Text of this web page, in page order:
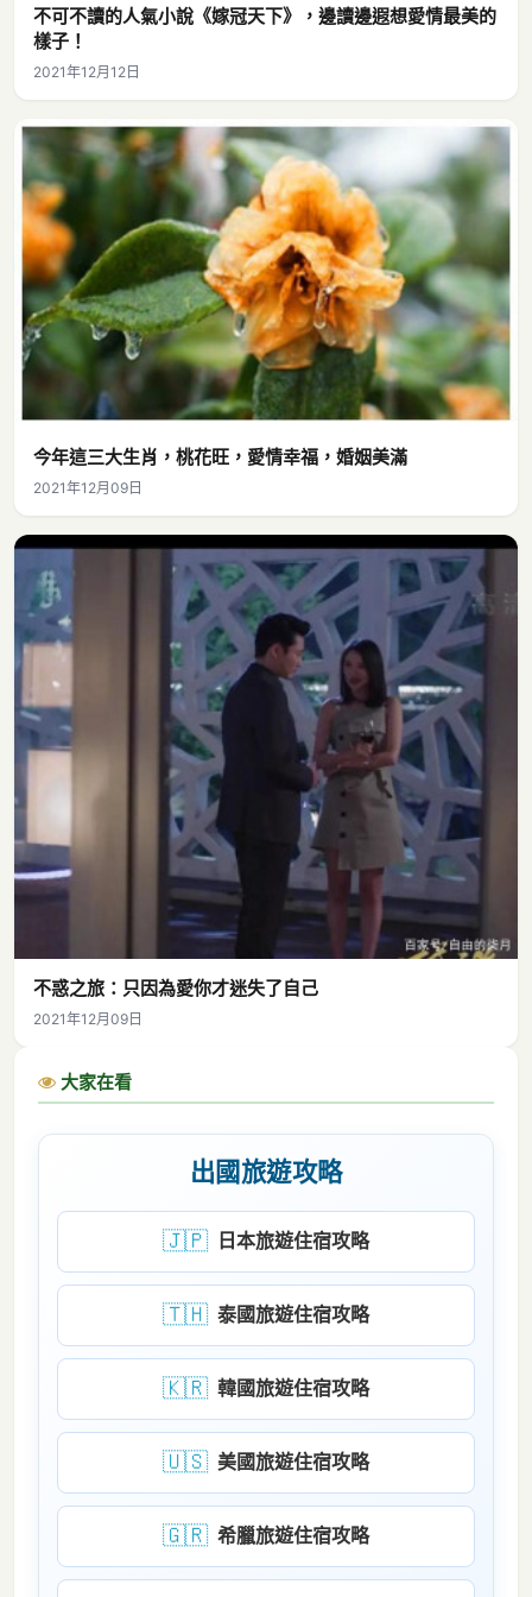
不可不讀的人氣小說《嫁冠天下》，邊讀邊遐想愛情最美的
樣子！
2021年12月12日
今年這三大生肖，桃花旺，愛情幸福，婚姻美滿
2021年12月09日
不惑之旅：只因為愛你才迷失了自己
2021年12月09日
大家在看
出國旅遊攻略
🇯🇵 日本旅遊住宿攻略
🇹🇭 泰國旅遊住宿攻略
🇰🇷 韓國旅遊住宿攻略
🇺🇸 美國旅遊住宿攻略
🇬🇷 希臘旅遊住宿攻略